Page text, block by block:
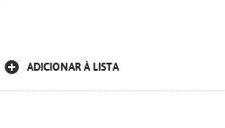
ADICIONAR À LISTA